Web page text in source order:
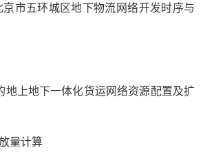
市五环城区地下物流网络开发时序与
地上地下一体化货运网络资源配置及扩
量计算